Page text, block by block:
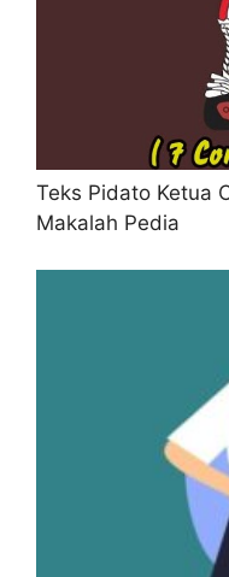
Teks Pidato Ketua
Makalah Pedia